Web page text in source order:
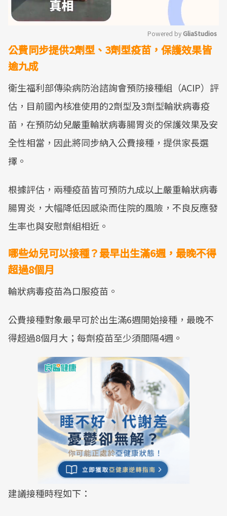
Mute
Powered by GliaStudios
公費同步提供2劑型、3劑型疫苗，保護效果皆
逾九成
衛生福利部傳染病防治諮詢會預防接種組（ACIP）評
估，目前國內核准使用的2劑型及3劑型輪狀病毒疫
苗，在預防幼兒嚴重輪狀病毒腸胃炎的保護效果及安
全性相當，因此將同步納入公費接種，提供家長選
擇。
根據評估，兩種疫苗皆可預防九成以上嚴重輪狀病毒
腸胃炎，大幅降低因感染而住院的風險，不良反應發
生率也與安慰劑組相近。
哪些幼兒可以接種？最早出生滿6週，最晚不得
超過8個月
輪狀病毒疫苗為口服疫苗。
公費接種對象最早可於出生滿6週開始接種，最晚不
得超過8個月大；每劑疫苗至少須間隔4週。
建議接種時程如下：